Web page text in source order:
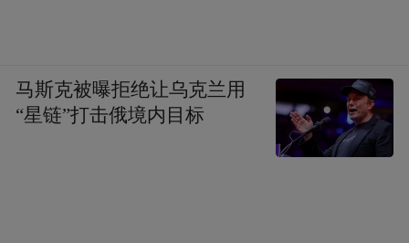
马斯克被曝拒绝让乌克兰用
“星链”打击俄境内目标